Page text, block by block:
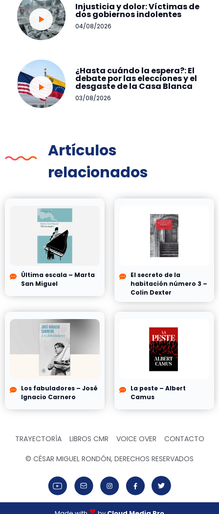
Injusticia y dolor: Víctimas de
dos gobiernos indolentes
04/08/2026
¿Hasta cuándo la espera?: El
debate por las elecciones y el
desgaste de la Casa Blanca
03/08/2026
Artículos
relacionados
Última escala – Marta
San Miguel
El secreto de la
habitación número 3 –
Colin Dexter
Los fabuladores – José
Ignacio Carnero
La peste – Albert
Camus
TRAYECTORÍA LIBROS CMR VOICE OVER CONTACTO
© CÉSAR MIGUEL RONDÓN, DERECHOS RESERVADOS